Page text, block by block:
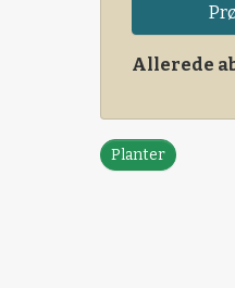
Allerede
Planter